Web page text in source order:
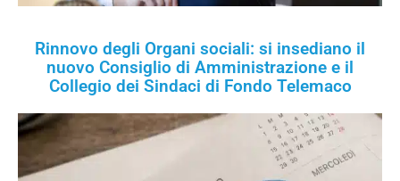
Rinnovo degli Organi sociali: si insediano il
nuovo Consiglio di Amministrazione e il
Collegio dei Sindaci di Fondo Telemaco